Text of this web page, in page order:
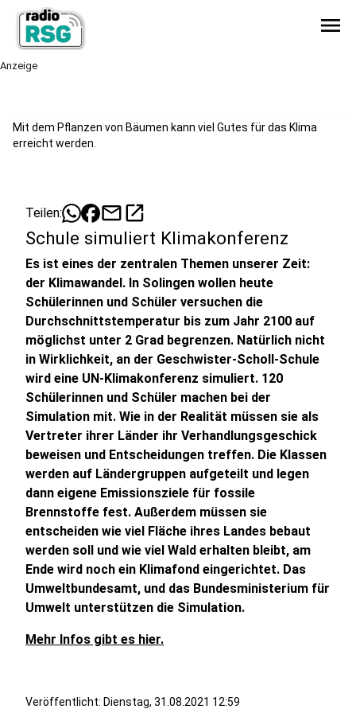
menu
Anzeige
Mit dem Pflanzen von Bäumen kann viel Gutes für das Klima
erreicht werden.
Teilen: mailopen_in_new
Schule simuliert Klimakonferenz
Es ist eines der zentralen Themen unserer Zeit:
der Klimawandel. In Solingen wollen heute
Schülerinnen und Schüler versuchen die
Durchschnittstemperatur bis zum Jahr 2100 auf
möglichst unter 2 Grad begrenzen. Natürlich nicht
in Wirklichkeit, an der Geschwister-Scholl-Schule
wird eine UN-Klimakonferenz simuliert. 120
Schülerinnen und Schüler machen bei der
Simulation mit. Wie in der Realität müssen sie als
Vertreter ihrer Länder ihr Verhandlungsgeschick
beweisen und Entscheidungen treffen. Die Klassen
werden auf Ländergruppen aufgeteilt und legen
dann eigene Emissionsziele für fossile
Brennstoffe fest. Außerdem müssen sie
entscheiden wie viel Fläche ihres Landes bebaut
werden soll und wie viel Wald erhalten bleibt, am
Ende wird noch ein Klimafond eingerichtet. Das
Umweltbundesamt, und das Bundesministerium für
Umwelt unterstützen die Simulation.
Mehr Infos gibt es hier.
Veröffentlicht: Dienstag, 31.08.2021 12:59